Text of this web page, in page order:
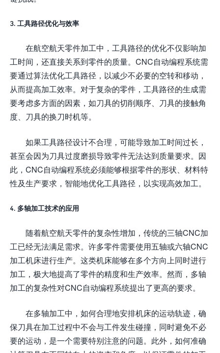
3. 工具路径优化与效率
在航空航天零件加工中，工具路径的优化不仅影响加
工时间，还直接关系到零件的质量。CNC自动编程系统需
要通过算法优化工具路径，以减少不必要的空转和移动，
从而提高加工效率。对于复杂的零件，工具路径的生成需
要考虑多方面的因素，如刀具的切削顺序、刀具的接触角
度、刀具的换刀时机等。
如果工具路径设计不合理，可能导致加工时间过长，
甚至会因为刀具过度磨损导致零件无法达到质量要求。因
此，CNC自动编程系统必须能够根据零件的形状、材料特
性及生产要求，智能地优化工具路径，以实现高效加工。
4. 多轴加工技术的应用
随着航空航天零件的复杂性增加，传统的三轴CNC加
工已经无法满足需求。许多零件需要使用五轴或六轴CNC
加工机床进行生产。这类机床能够在多个方向上同时进行
加工，极大地提高了零件的精度和生产效率。然而，多轴
加工的复杂性对CNC自动编程系统提出了更高的要求。
在多轴加工中，如何合理地安排机床的运动轨迹，确
保刀具在加工过程中不会与工件发生碰撞，同时避免不必
要的运动，是一个需要特别注意的问题。此外，如何准确